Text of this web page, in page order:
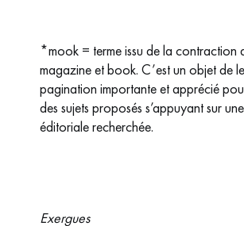
*mook = terme issu de la contraction
magazine et book. C’est un objet de
pagination importante et apprécié
des sujets proposés s’appuyant sur
éditoriale recherchée.
Exergues